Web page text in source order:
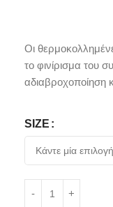
Οι
το φινίρισμα του
αδιαβροχοποίηση
SIZE